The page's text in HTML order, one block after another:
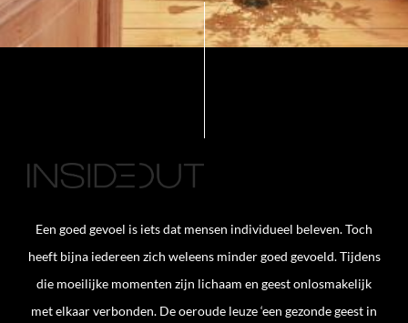
Een goed gevoel is iets dat mensen individueel beleven. Toch
heeft bijna iedereen zich weleens minder goed gevoeld. Tijdens
die moeilijke momenten zijn lichaam en geest onlosmakelijk
met elkaar verbonden. De oeroude leuze ‘een gezonde geest in